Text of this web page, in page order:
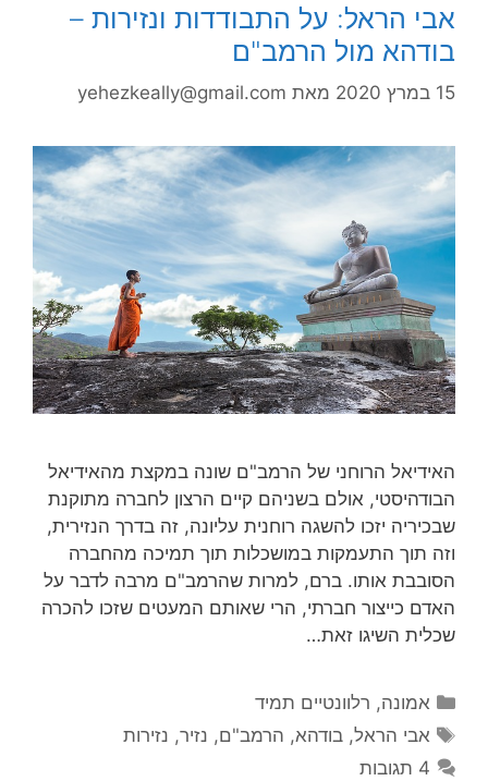
אבי הראל: על התבודדות ונזירות –
בודהא מול הרמב"ם
15 במרץ 2020 מאת yehezkeally@gmail.com
האידיאל הרוחני של הרמב"ם שונה במקצת מהאידיאל
הבודהיסטי, אולם בשניהם קיים הרצון לחברה מתוקנת
שבכיריה יזכו להשגה רוחנית עליונה, זה בדרך הנזירית,
וזה תוך התעמקות במושכלות תוך תמיכה מהחברה
הסובבת אותו. ברם, למרות שהרמב"ם מרבה לדבר על
האדם כייצור חברתי, הרי שאותם המעטים שזכו להכרה
שכלית השיגו זאת…
קטגוריות
אמונה, רלוונטיים תמיד
תגיות
אבי הראל,בודהא, הרמב"ם, נזיר, נזירות
4 תגובות